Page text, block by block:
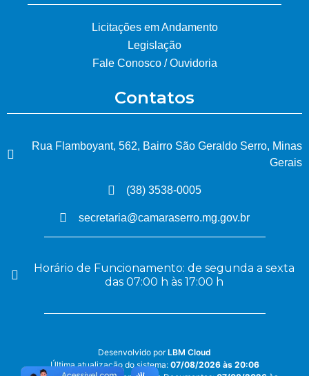
Licitações em Andamento
Legislação
Fale Conosco / Ouvidoria
Contatos
Rua Flamboyant, 562, Bairro São Geraldo Serro, Minas
Gerais
(38) 3538-0005
secretaria@camaraserro.mg.gov.br
Horário de Funcionamento: de segunda a sexta
das 07:00 h às 17:00 h
Desenvolvido porLBM Cloud
Última atualização do sistema: 07/08/2026 às 20:06